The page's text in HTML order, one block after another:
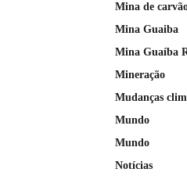
Mina de
Mina Guaiba
Mina Guaíba
Mineração
Mudanças
Mundo
Mundo
Notícias